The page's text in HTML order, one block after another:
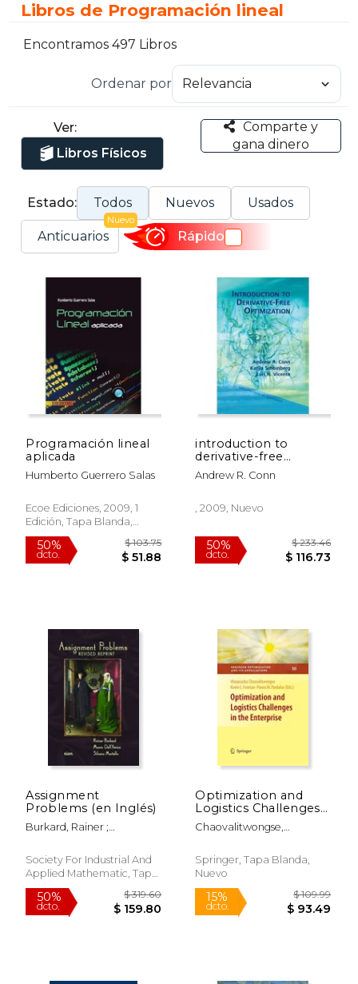
Libros de Programación lineal
Encontramos 497 Libros
Ordenar por
Ver:
Libros Físicos
Comparte y
gana dinero
Estado: Todos Nuevos Usados
Anticuarios
Nuevo
Rápido
Programación lineal
aplicada
Humberto Guerrero Salas
Ecoe Ediciones, 2009, 1
Edición, Tapa Blanda,
Nuevo
50%
dcto.
introduction to
derivative-free
optimization
Andrew R. Conn
, 2009, Nuevo
50%
dcto.
Assignment
Problems (en Inglés)
Burkard, Rainer ;
Martello, Silvano
Society For Industrial And
Applied Mathematic, Tapa
Dura, Nuevo
Optimization and
Logistics Challenges
in the Enterprise (en
Inglés)
Chaovalitwongse,
Kevin C. ; Pardalos, Panos
M.
Springer, Tapa Blanda,
Nuevo